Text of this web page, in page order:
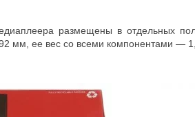
размещены в отдельных
мм, ее вес со всеми компонентами —